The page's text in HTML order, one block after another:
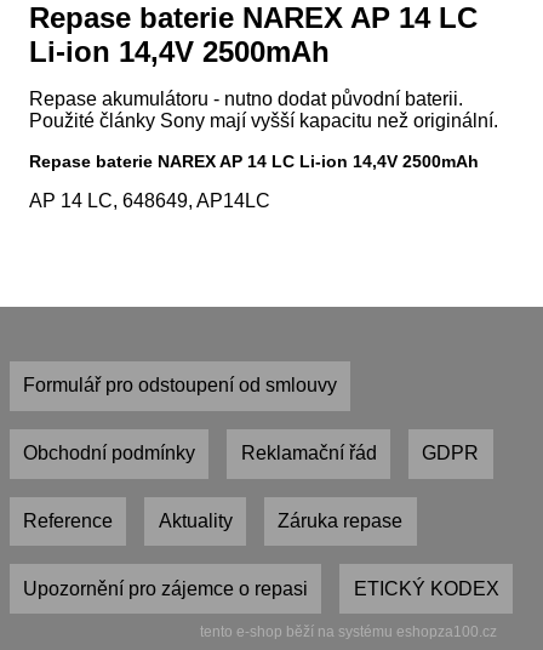
Repase baterie NAREX AP 14 LC
Li-ion 14,4V 2500mAh
Repase akumulátoru - nutno dodat původní baterii.
Použité články Sony mají vyšší kapacitu než originální.
Repase baterie NAREX AP 14 LC Li-ion 14,4V 2500mAh
AP 14 LC, 648649, AP14LC
Formulář pro odstoupení od smlouvy
Obchodní podmínky Reklamační řád GDPR
Reference Aktuality Záruka repase
Upozornění pro zájemce o repasi ETICKÝ KODEX
tento e-shop běží na systému eshopza100.cz